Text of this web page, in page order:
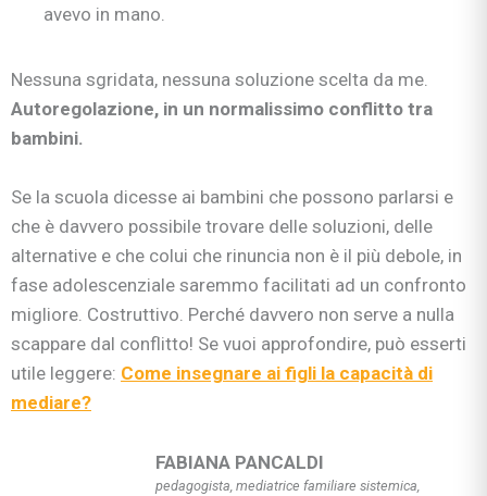
avevo in mano.
Nessuna sgridata, nessuna soluzione scelta da me.
Autoregolazione, in un normalissimo conflitto tra
bambini.
Se la scuola dicesse ai bambini che possono parlarsi e
che è davvero possibile trovare delle soluzioni, delle
alternative e che colui che rinuncia non è il più debole, in
fase adolescenziale saremmo facilitati ad un confronto
migliore. Costruttivo. Perché davvero non serve a nulla
scappare dal conflitto! Se vuoi approfondire, può esserti
utile leggere: Come insegnare ai figli la capacità di
mediare?
FABIANA PANCALDI
pedagogista, mediatrice familiare sistemica,